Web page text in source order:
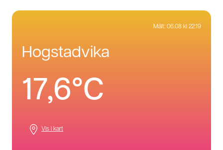
Målt: 06.08 kl 22:19
hogstadvika
17,6°C
Vis i kart